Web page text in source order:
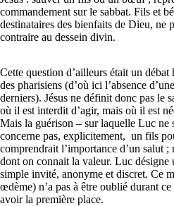
commandement sur le sabbat. Fils et
destinataires des bienfaits de Dieu, ne
contraire au dessein divin.
Cette question d’ailleurs était un
des pharisiens (d’où ici l’absence
derniers). Jésus ne définit donc pas le
où il est interdit d’agir, mais où il est
Mais la guérison – sur laquelle Luc ne
concerne pas, explicitement, un fils
comprendrait l’importance d’un salut
dont on connait la valeur. Luc désigne
simple invité, anonyme et discret. Ce
œdème) n’a pas à être oublié durant
avoir la première place.